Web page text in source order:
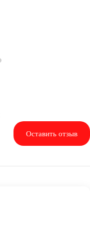
Оставить отзыв